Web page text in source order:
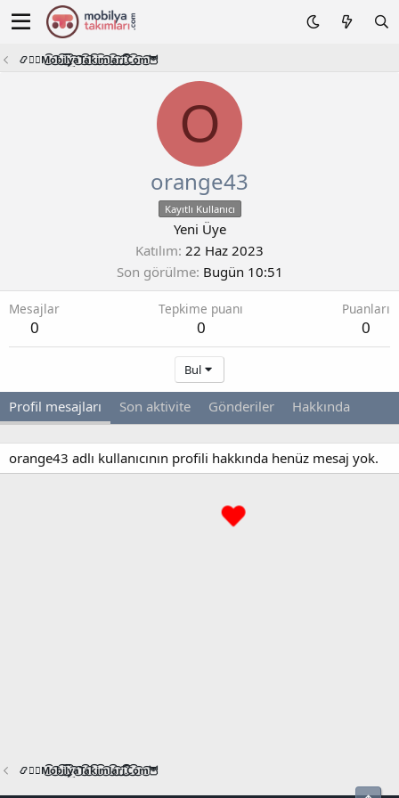
📿🧙‍♂️M͜͡o͜͡b͜͡i͜͡l͜͡y͜͡a͜͡T͜͡a͜͡k͜͡i͜͡m͜͡l͜͡a͜͡r͜͡i͜͡.͜͡C͜͡o͜͡m͜͡🦉
O
orange43
Kayıtlı Kullanıcı
Yeni Üye
Katılım 22 Haz 2023
Son görülme Bugün 10:51
Mesajlar
0
Tepkime puanı
0
Puanları
0
Bul
Profil mesajları Son aktivite Gönderiler Hakkında
orange43 adlı kullanıcının profili hakkında henüz mesaj yok.
📿🧙‍♂️M͜͡o͜͡b͜͡i͜͡l͜͡y͜͡a͜͡T͜͡a͜͡k͜͡i͜͡m͜͡l͜͡a͜͡r͜͡i͜͡.͜͡C͜͡o͜͡m͜͡🦉